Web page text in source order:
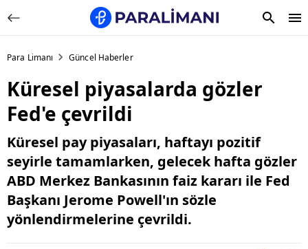
Para Limanı Güncel Haberler
Küresel piyasalarda gözler
Fed'e çevrildi
Küresel pay piyasaları, haftayı pozitif
seyirle tamamlarken, gelecek hafta gözler
ABD Merkez Bankasının faiz kararı ile Fed
Başkanı Jerome Powell'ın sözle
yönlendirmelerine çevrildi.